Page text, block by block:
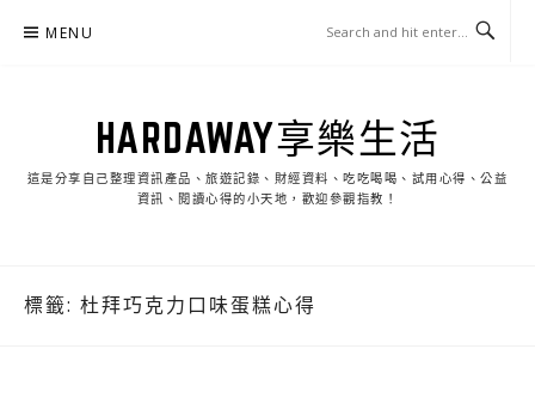
MENU
HARDAWAY享樂生活
這是分享自己整理資訊產品、旅遊記錄、財經資料、吃吃喝喝、試用心得、公益
資訊、閱讀心得的小天地，歡迎參觀指教！
標籤: 杜拜巧克力口味蛋糕心得